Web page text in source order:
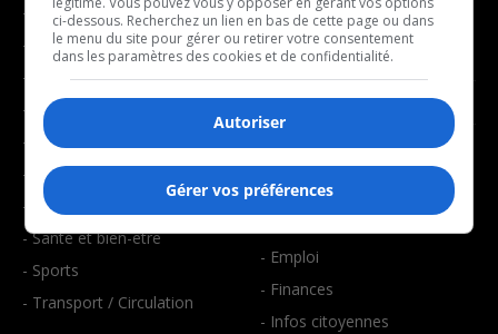
- Affaires municipales
- Communauté / Social
- Culture
- Économie
- Éducation
- Environnement
- Faits divers
- Santé et bien-être
- Sports
- Transport / Circulation
- Décompte franco
- Joué récemment
BALADOS
- Art de vivre
- Emploi
- Finances
- Infos citoyennes
ci-dessous. Recherchez un lien en bas de cette page ou dans
le menu du site pour gérer ou retirer votre consentement
dans les paramètres des cookies et de confidentialité.
Autoriser
Gérer vos préférences